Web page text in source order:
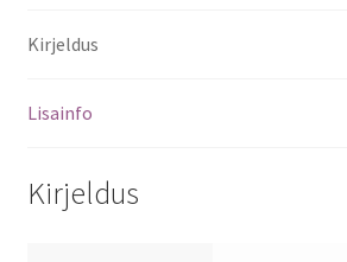
Kirjeldus
Lisainfo
Kirjeldus